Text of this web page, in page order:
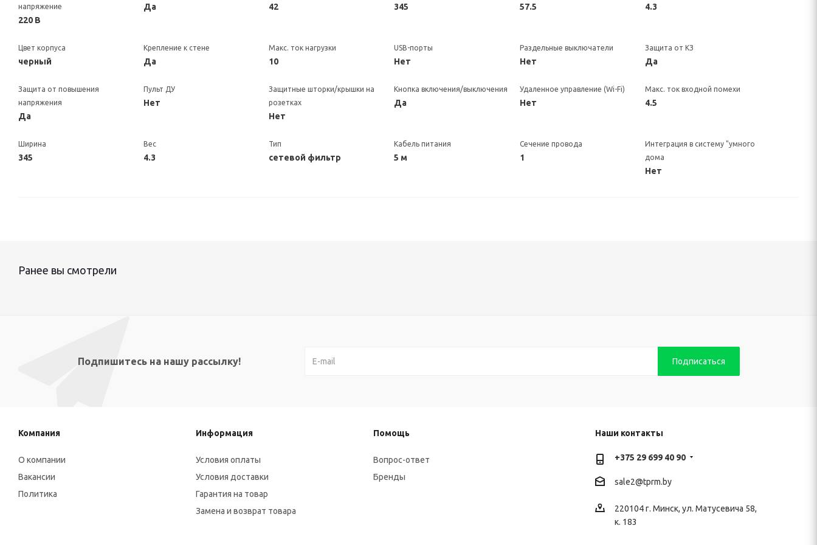
напряжение
220 В
Да 42 345 57.5 4.3
Цвет корпуса
черный
Крепление к стене
Да
Макс. ток нагрузки
10
USB-порты
Нет
Раздельные выключатели
Нет
Защита от КЗ
Да
Защита от повышения
напряжения
Да
Пульт ДУ
Нет
Защитные шторки/крышки на
розетках
Нет
Кнопка включения/выключения
Да
Удаленное управление (Wi-Fi)
Нет
Макс. ток входной помехи
4.5
Ширина
345
Вес
4.3
Тип
сетевой фильтр
Кабель питания
5 м
Сечение провода
1
Интеграция в систему "умного
дома
Нет
Ранее вы смотрели
Подпишитесь на нашу рассылку!
Компания
О компании
Вакансии
Политика
Информация
Условия оплаты
Условия доставки
Гарантия на товар
Замена и возврат товара
Помощь
Вопрос-ответ
Бренды
Наши контакты
+375 29 699 40 90
sale2@tprm.by
220104 г. Минск, ул. Матусевича 58,
к. 183